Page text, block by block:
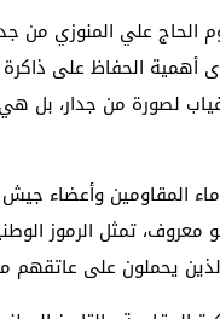
اختفت صورة للمقاوم الحاج علي
أهمية الحفاظ على
لصورة من جدار، بل
المقاومين وأعضاء جيش
تمثل الرموز
يحملون على عاتقهم